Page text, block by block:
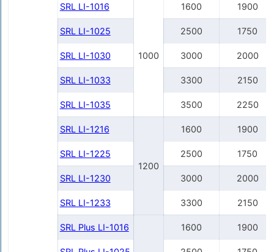
SRL LI-1016
1000
1600 1900
SRL LI-1025 2500 1750
SRL LI-1030 3000 2000
SRL LI-1033 3300 2150
SRL LI-1035 3500 2250
SRL LI-1216
1200
1600 1900
SRL LI-1225 2500 1750
SRL LI-1230 3000 2000
SRL LI-1233 3300 2150
SRL Plus LI-1016 1600 1900